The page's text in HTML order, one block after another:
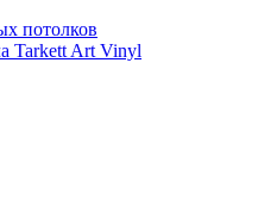
потолков
Tarkett Art Vinyl